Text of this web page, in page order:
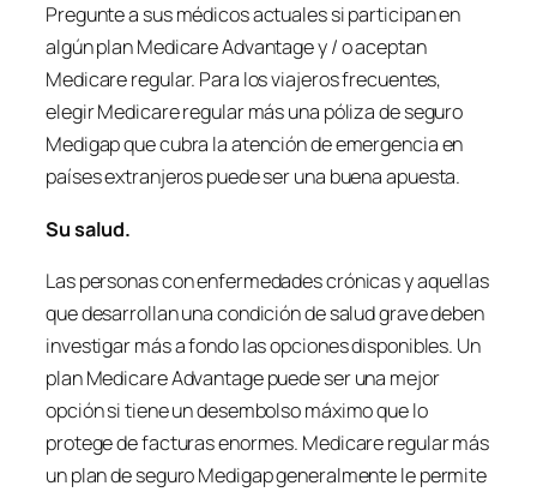
Pregunte a sus médicos actuales si participan en
algún plan Medicare Advantage y / o aceptan
Medicare regular. Para los viajeros frecuentes,
elegir Medicare regular más una póliza de seguro
Medigap que cubra la atención de emergencia en
países extranjeros puede ser una buena apuesta.
Su salud.
Las personas con enfermedades crónicas y aquellas
que desarrollan una condición de salud grave deben
investigar más a fondo las opciones disponibles. Un
plan Medicare Advantage puede ser una mejor
opción si tiene un desembolso máximo que lo
protege de facturas enormes. Medicare regular más
un plan de seguro Medigap generalmente le permite